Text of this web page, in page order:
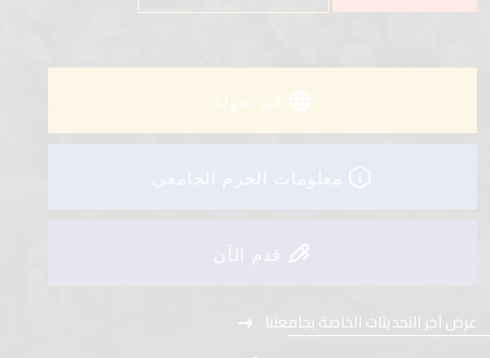
قدم الآن
عرض آخر التحديثات الخاصة بجامعتنا